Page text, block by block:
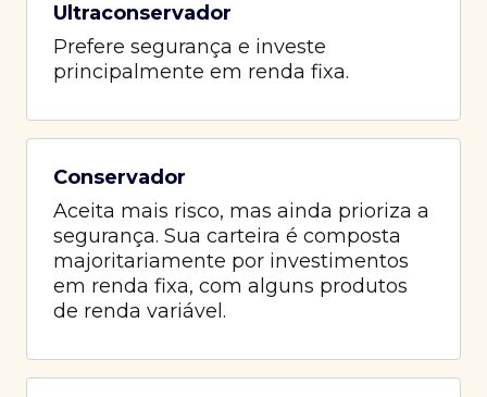
Ultraconservador
Prefere segurança e investe
principalmente em renda fixa.
Conservador
Aceita mais risco, mas ainda prioriza a
segurança. Sua carteira é composta
majoritariamente por investimentos
em renda fixa, com alguns produtos
de renda variável.